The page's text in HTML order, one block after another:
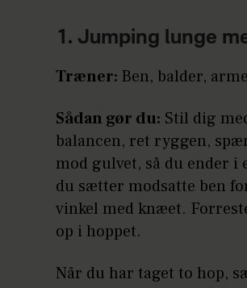
1. Jumping lunge
Træner: Ben, balder,
Sådan gør du: Stil dig
balancen, ret ryggen,
mod gulvet, så du ender i
du sætter modsatte ben
vinkel med knæet.
op i hoppet.
Når du har taget to hop,